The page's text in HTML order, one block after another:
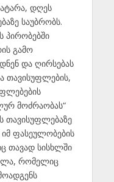
დღეს
საუბრობს.
გამო
და ღირსებას
თავისუფლების,
მოძრაობას“
თავისუფლებაზე
ფასეულობების
თავად სისხლში
რომელიც